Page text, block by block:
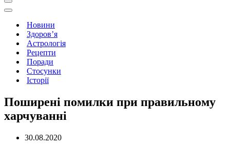
Меню
навігації
Меню
навігаціїНовини
Здоров’я
Астрологія
Рецепти
Поради
Стосунки
Історії
Поширені помилки при правильному
харчуванні
30.08.2020